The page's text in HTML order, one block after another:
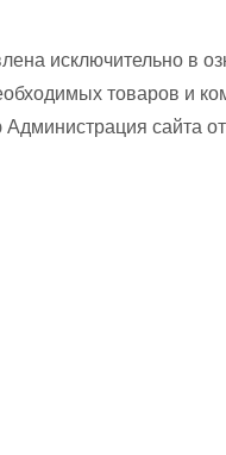
исключительно в
товаров и
сайта